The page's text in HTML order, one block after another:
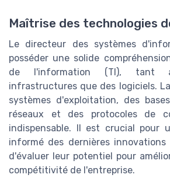
Maîtrise des technologies
Le directeur des systèmes
posséder une solide
de l'information (TI), tant
infrastructures que des logiciels.
systèmes d'exploitation, des
réseaux et des protocoles de
indispensable. Il est crucial pour
informé des dernières
d'évaluer leur potentiel pour
compétitivité de l'entreprise.